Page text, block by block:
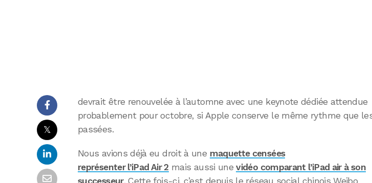
𝕏
devrait être renouvelée à l’automne avec une keynote dédiée attendue
probablement pour octobre, si Apple conserve le même rythme que
passées.
Nous avions déjà eu droit à une maquette censées
représenter l’iPad Air 2 mais aussi unevidéo comparant l’iPad air à son